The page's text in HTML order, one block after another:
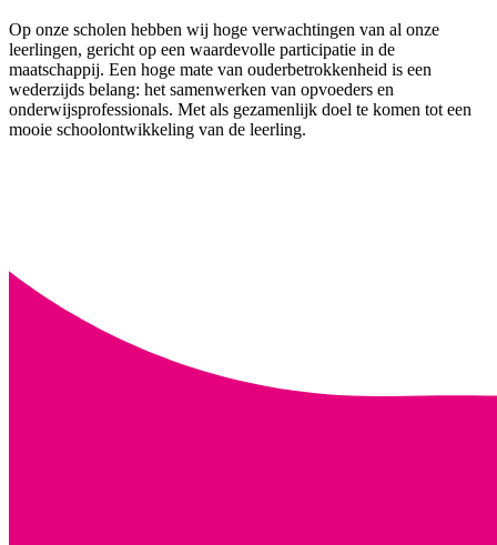
Op onze scholen hebben wij hoge verwachtingen van al onze
leerlingen, gericht op een waardevolle participatie in de
maatschappij. Een hoge mate van ouderbetrokkenheid is een
wederzijds belang: het samenwerken van opvoeders en
onderwijsprofessionals. Met als gezamenlijk doel te komen tot een
mooie schoolontwikkeling van de leerling.